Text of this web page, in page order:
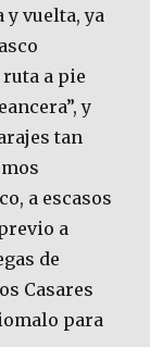
y vuelta, ya
a pie
y
tan
a escasos
a
de
Casares
para